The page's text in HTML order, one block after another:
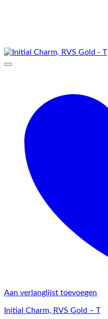
Aan verlanglijst toevoegen
Initial Charm, RVS Gold – T